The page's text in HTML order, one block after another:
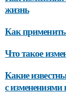
жизнь
Как
Что такое
Какие
с